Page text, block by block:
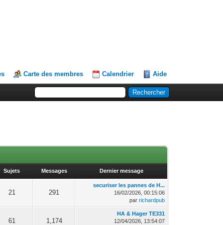
Carte des membres Calendrier Aide
Sujets Messages Dernier message
21 291
securiser les pannes de H...
16/02/2026, 00:15:06
parrichardpub
61 1,174
HA & Hager TE331
12/04/2026, 13:54:07